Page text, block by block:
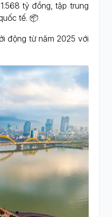
tỷ đồng, tập trung
tế. 📦
động từ năm 2025 với